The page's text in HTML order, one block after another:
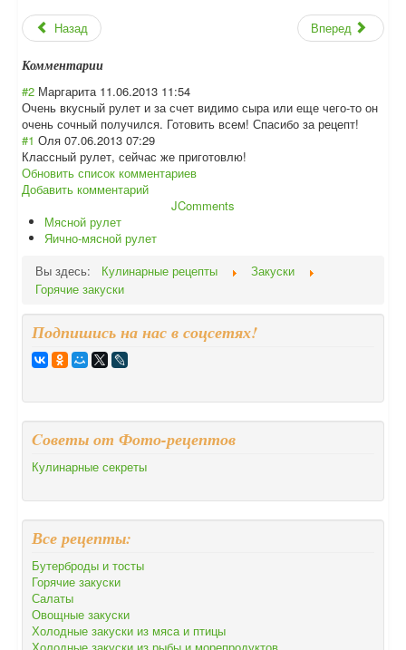
Назад Вперед
Комментарии
#2 Маргарита 11.06.2013 11:54
Очень вкусный рулет и за счет видимо сыра или еще чего-то он
очень сочный получился. Готовить всем! Спасибо за рецепт!
#1 Оля 07.06.2013 07:29
Классный рулет, сейчас же приготовлю!
Обновить список комментариев
Добавить комментарий
JComments
Мясной рулет
Яично-мясной рулет
Вы здесь:
Кулинарные рецепты
Закуски
Горячие закуски
Подпишись на нас в соцсетях!
Cоветы от Фото-рецептов
Кулинарные секреты
Все рецепты:
Бутерброды и тосты
Горячие закуски
Салаты
Овощные закуски
Холодные закуски из мяса и птицы